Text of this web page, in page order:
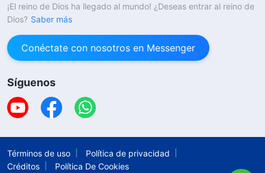
¡El reino de Dios ha llegado al mundo! ¿Deseas entrar al reino de
Dios? Saber más
Conéctate con nosotros en Messenger
Síguenos
Términos de uso
Política de privacidad
Créditos
Política De Cookies